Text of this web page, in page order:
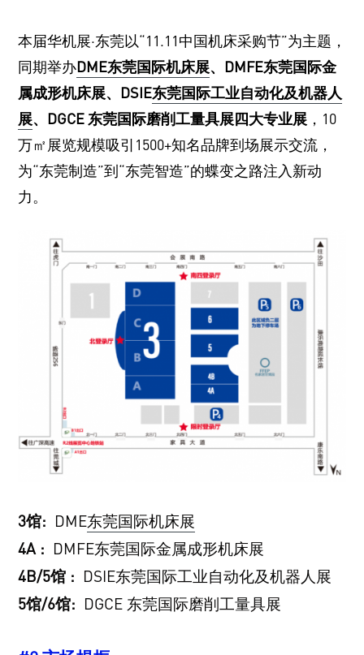
本届华机展·东莞以“11.11中国机床采购节”为主题，
同期举办DME东莞国际机床展、DMFE东莞国际金
属成形机床展、DSIE东莞国际工业自动化及机器人
展、DGCE 东莞国际磨削工量具展四大专业展 ，10
万㎡展览规模吸引1500+知名品牌到场展示交流，
为“东莞制造”到“东莞智造”的蝶变之路注入新动
力。
3馆: DME东莞国际机床展
4A : DMFE东莞国际金属成形机床展
4B/5馆 : DSIE东莞国际工业自动化及机器人展
5馆/6馆: DGCE 东莞国际磨削工量具展